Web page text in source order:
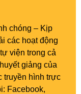
chóng – Kịp
các hoạt động
viện trong cả
giảng của
truyền hình trực
Facebook,